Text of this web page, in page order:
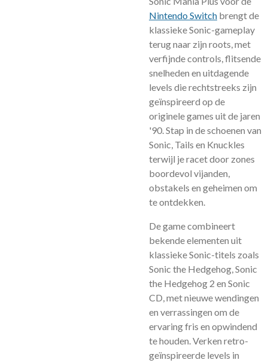
Nintendo Switch brengt de
klassieke Sonic-gameplay
terug naar zijn roots, met
verfijnde controls, flitsende
snelheden en uitdagende
levels die rechtstreeks zijn
geïnspireerd op de
originele games uit de jaren
'90. Stap in de schoenen van
Sonic, Tails en Knuckles
terwijl je racet door zones
boordevol vijanden,
obstakels en geheimen om
te ontdekken.
De game combineert
bekende elementen uit
klassieke Sonic-titels zoals
Sonic the Hedgehog, Sonic
the Hedgehog 2 en Sonic
CD, met nieuwe wendingen
en verrassingen om de
ervaring fris en opwindend
te houden. Verken retro-
geïnspireerde levels in